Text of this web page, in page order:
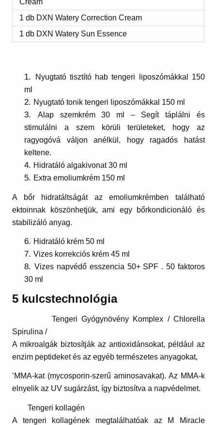
1 db DXN Watery Correction Cream
1 db DXN Watery Sun Essence
Nyugtató tisztító hab tengeri liposzómákkal 150
ml
Nyugtató tonik tengeri liposzómákkal 150 ml
Alap szemkrém 30 ml – Segít táplálni és
stimulálni a szem körüli területeket, hogy az
ragyogóvá váljon anélkül, hogy ragadós hatást
keltene.
Hidratáló algakivonat 30 ml
Extra emoliumkrém 150 ml
A bőr hidratáltságát az emoliumkrémben található
ektoinnak köszönhetjük, ami egy bőrkondicionáló és
stabilizáló anyag.
Hidratáló krém 50 ml
Vizes korrekciós krém 45 ml
Vizes napvédő esszencia 50+ SPF . 50 faktoros
30 ml
5 kulcstechnológia
Tengeri Gyógynövény Komplex / Chlorella
Spirulina /
A mikroalgák biztosítják az antioxidánsokat, például az
enzim peptideket és az egyéb természetes anyagokat,
’MMA-kat (mycosporin-szerű aminosavakat). Az MMA-k
elnyelik az UV sugárzást, így biztosítva a napvédelmet.
Tengeri kollagén
A tengeri kollagének megtalálhatóak az M Miracle